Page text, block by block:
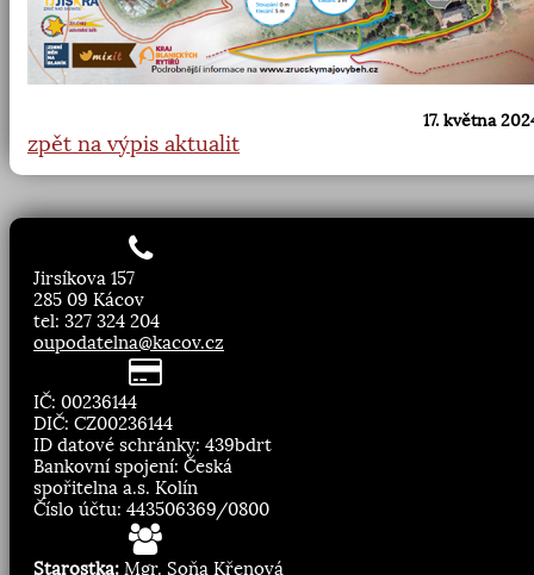
17. května
zpět na výpis aktualit
Jirsíkova 157
285 09 Kácov
tel: 327 324 204
oupodatelna@kacov.cz
IČ: 00236144
DIČ: CZ00236144
ID datové schránky: 439bdrt
Bankovní spojení: Česká
spořitelna a.s. Kolín
Číslo účtu: 443506369/0800
Starostka: Mgr. Soňa Křenová